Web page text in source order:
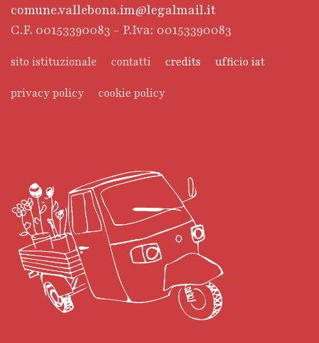
comune.vallebona.im@legalmail.it
C.F. 00153390083 - P.Iva: 00153390083
sito istituzionale contatti credits ufficio iat
privacy policy cookie policy